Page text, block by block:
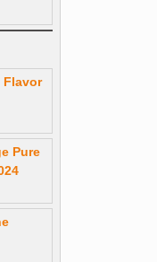
Flavor
Pure